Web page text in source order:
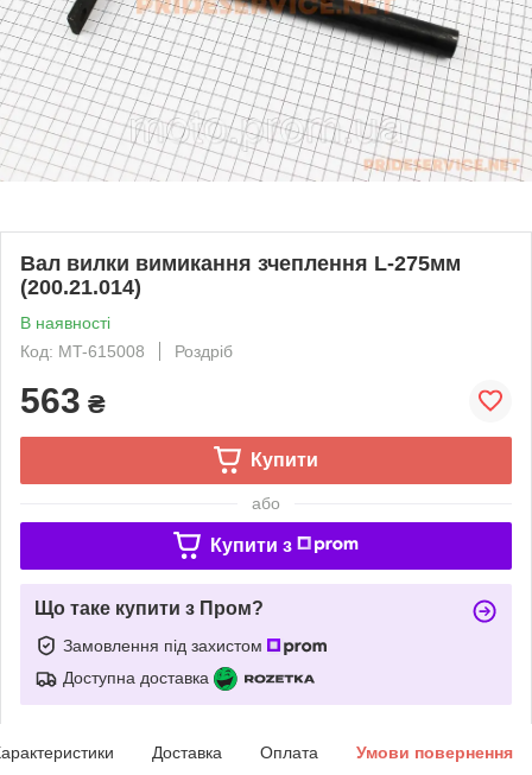
Вал вилки вимикання зчеплення L-275мм
(200.21.014)
В наявності
Код: MT-615008
Роздріб
563 ₴
Купити
або
Купити з
Що таке купити з Пром?
Замовлення під захистом
Доступна доставка
Доставка Оплата Умови повернення